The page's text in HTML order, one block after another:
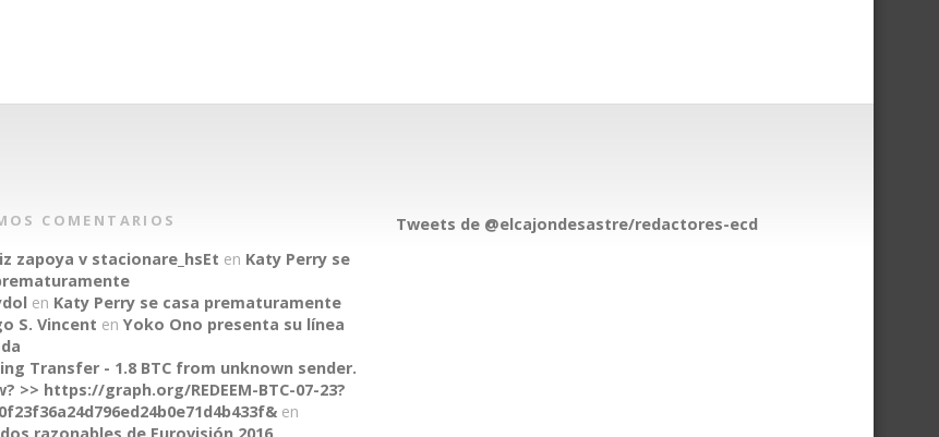
COMENTARIOS
zapoya v stacionare_hsEt en Katy Perry se
en Katy Perry se casa prematuramente
S. Vincent en Yoko Ono presenta su línea
Transfer - 1.8 BTC from unknown sender.
>> https://graph.org/REDEEM-BTC-07-23?
en
Tweets de @elcajondesastre/redactores-ecd